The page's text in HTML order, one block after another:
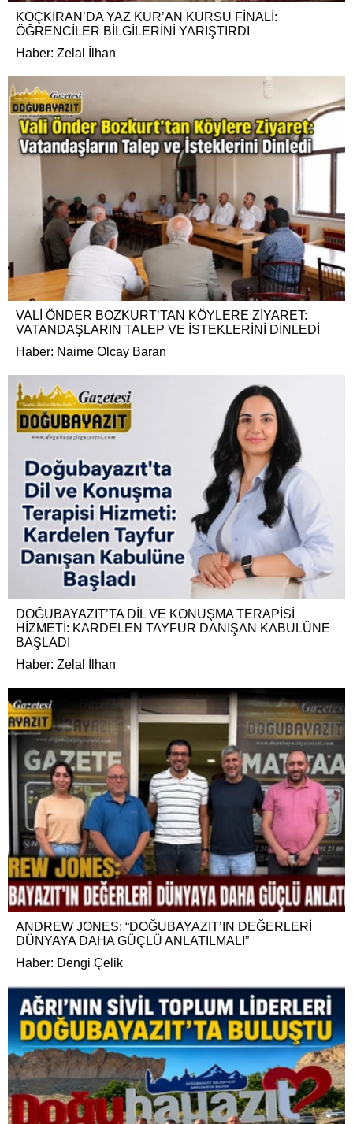
KOÇKIRAN’DA YAZ KUR’AN KURSU FİNALİ:
ÖĞRENCİLER BİLGİLERİNİ YARIŞTIRDI
Haber: Zelal İlhan
VALİ ÖNDER BOZKURT’TAN KÖYLERE ZİYARET:
VATANDAŞLARIN TALEP VE İSTEKLERİNİ DİNLEDİ
Haber: Naime Olcay Baran
DOĞUBAYAZIT’TA DİL VE KONUŞMA TERAPİSİ
HİZMETİ: KARDELEN TAYFUR DANIŞAN KABULÜNE
BAŞLADI
Haber: Zelal İlhan
ANDREW JONES: “DOĞUBAYAZIT’IN DEĞERLERİ
DÜNYAYA DAHA GÜÇLÜ ANLATILMALI”
Haber: Dengi Çelik